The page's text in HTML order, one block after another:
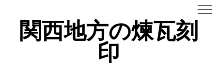
関西地方の煉瓦刻
印